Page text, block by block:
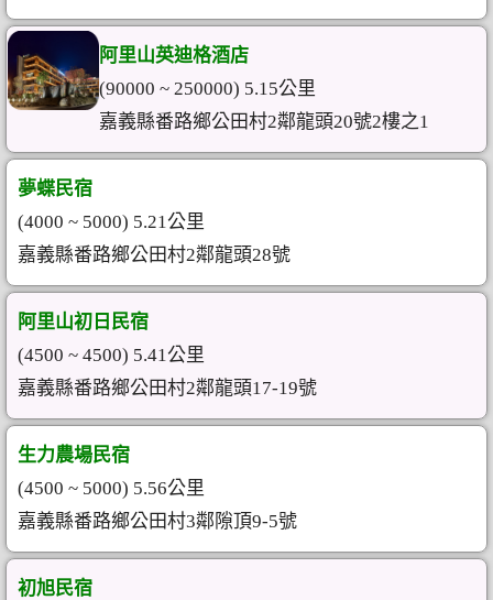
阿里山英迪格酒店
(90000 ~ 250000) 5.15公里
嘉義縣番路鄉公田村2鄰龍頭20號2樓之1
夢蝶民宿
(4000 ~ 5000) 5.21公里
嘉義縣番路鄉公田村2鄰龍頭28號
阿里山初日民宿
(4500 ~ 4500) 5.41公里
嘉義縣番路鄉公田村2鄰龍頭17-19號
生力農場民宿
(4500 ~ 5000) 5.56公里
嘉義縣番路鄉公田村3鄰隙頂9-5號
初旭民宿